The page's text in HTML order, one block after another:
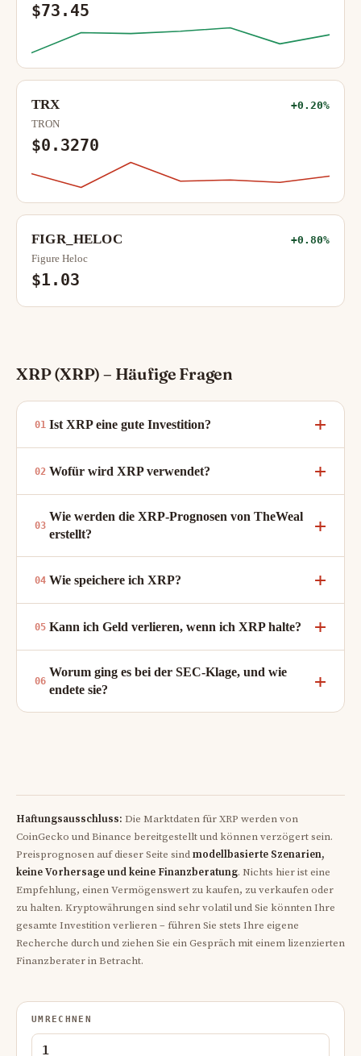
$73.45
TRX +0.20%
TRON
$0.3270
FIGR_HELOC +0.80%
Figure Heloc
$1.03
XRP (XRP) – Häufige Fragen
Ist XRP eine gute Investition?
Wofür wird XRP verwendet?
Wie werden die XRP-Prognosen von TheWeal
erstellt?
Wie speichere ich XRP?
Kann ich Geld verlieren, wenn ich XRP halte?
Worum ging es bei der SEC-Klage, und wie
endete sie?
Haftungsausschluss: Die Marktdaten für XRP werden von
CoinGecko und Binance bereitgestellt und können verzögert sein.
Preisprognosen auf dieser Seite sindmodellbasierte Szenarien,
keine Vorhersage und keine Finanzberatung. Nichts hier ist eine
Empfehlung, einen Vermögenswert zu kaufen, zu verkaufen oder
zu halten. Kryptowährungen sind sehr volatil und Sie könnten Ihre
gesamte Investition verlieren – führen Sie stets Ihre eigene
Recherche durch und ziehen Sie ein Gespräch mit einem lizenzierten
Finanzberater in Betracht.
UMRECHNEN